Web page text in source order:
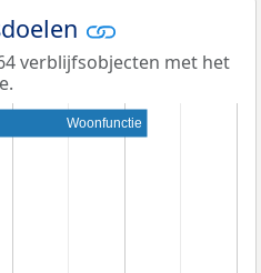
verblijfsobjecten met het
Woonfunctie